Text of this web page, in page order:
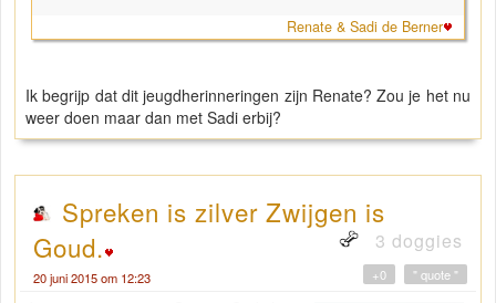
Renate & Sadi de Berner
Ik begrijp dat dit jeugdherinneringen zijn Renate? Zou je het nu
weer doen maar dan met Sadi erbij?
Spreken is zilver Zwijgen is
Goud.
3 doggies
20 juni 2015 om 12:23 " quote "
+0